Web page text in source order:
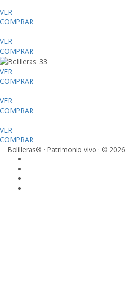
VER
COMPRAR
VER
COMPRAR
VER
COMPRAR
VER
COMPRAR
VER
COMPRAR
Bolilleras® · Patrimonio vivo · © 2026